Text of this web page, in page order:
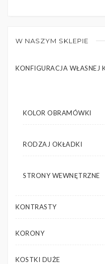
W NASZYM SKLEPIE
KONFIGURACJA WŁASNEJ
KOLOR OBRAMÓWKI
RODZAJ OKŁADKI
STRONY WEWNĘTRZNE
KONTRASTY
KORONY
KOSTKI DUŻE